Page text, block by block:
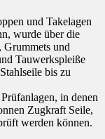
und Takelagen
wurde über die
Grummets und
Tauwerkspleiße
bis zu
in denen
Zugkraft Seile,
werden können.